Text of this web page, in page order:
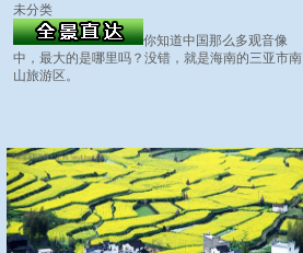
未分类
你知道中国那么多观音像
中，最大的是哪里吗？没错，就是海南的三亚市南
山旅游区。